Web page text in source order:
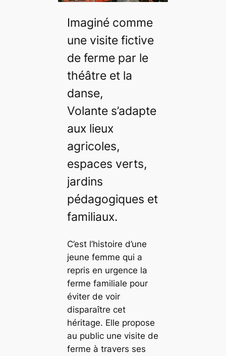
Imaginé comme
une visite fictive
de ferme par le
théâtre et la
danse,
Volante s’adapte
aux lieux
agricoles,
espaces verts,
jardins
pédagogiques et
familiaux.
C’est l’histoire d’une
jeune femme qui a
repris en urgence la
ferme familiale pour
éviter de voir
disparaître cet
héritage. Elle propose
au public une visite de
ferme à travers ses